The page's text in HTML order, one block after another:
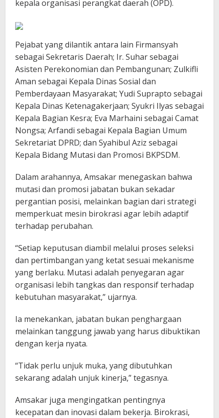
kepala organisasi perangkat daerah (OPD).
Pejabat yang dilantik antara lain Firmansyah
sebagai Sekretaris Daerah; Ir. Suhar sebagai
Asisten Perekonomian dan Pembangunan; Zulkifli
Aman sebagai Kepala Dinas Sosial dan
Pemberdayaan Masyarakat; Yudi Suprapto sebagai
Kepala Dinas Ketenagakerjaan; Syukri Ilyas sebagai
Kepala Bagian Kesra; Eva Marhaini sebagai Camat
Nongsa; Arfandi sebagai Kepala Bagian Umum
Sekretariat DPRD; dan Syahibul Aziz sebagai
Kepala Bidang Mutasi dan Promosi BKPSDM.
Dalam arahannya, Amsakar menegaskan bahwa
mutasi dan promosi jabatan bukan sekadar
pergantian posisi, melainkan bagian dari strategi
memperkuat mesin birokrasi agar lebih adaptif
terhadap perubahan.
“Setiap keputusan diambil melalui proses seleksi
dan pertimbangan yang ketat sesuai mekanisme
yang berlaku. Mutasi adalah penyegaran agar
organisasi lebih tangkas dan responsif terhadap
kebutuhan masyarakat,” ujarnya.
Ia menekankan, jabatan bukan penghargaan
melainkan tanggung jawab yang harus dibuktikan
dengan kerja nyata.
“Tidak perlu unjuk muka, yang dibutuhkan
sekarang adalah unjuk kinerja,” tegasnya.
Amsakar juga mengingatkan pentingnya
kecepatan dan inovasi dalam bekerja. Birokrasi,